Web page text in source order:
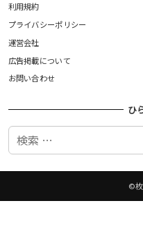
利用規約
プライバシーポリシー
運営会社
広告掲載について
お問い合わせ
ひ
検
©